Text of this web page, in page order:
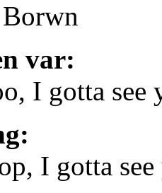
var:
I gotta see
I gotta